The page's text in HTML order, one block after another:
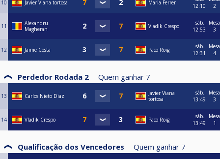
10 Javier Viana tortosa Maria Ferrer
12:10
2
11
Alexandru
Magheran
Vladik Crespo
sáb.
12:53
Mesa
3
12 Jaime Costa Paco Roig
sáb.
12:31
Mesa
4
Perdedor Rodada 2 Quem ganhar 7
13 Carlos Nieto Diaz
Javier Viana
tortosa
sáb.
13:49
Mesa
3
14 Vladik Crespo Paco Roig
sáb.
13:49
Mesa
1
Qualificação dos Vencedores Quem ganhar 7